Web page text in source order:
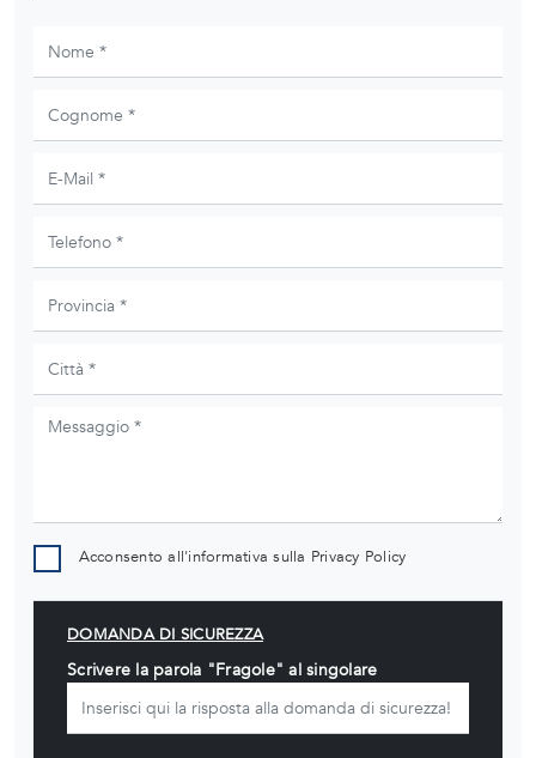
Acconsento all'informativa sulla Privacy Policy
DOMANDA DI SICUREZZA
Scrivere la parola "Fragole" al singolare